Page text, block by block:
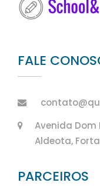
FALE
Avenida Dom
Aldeota,
PARCEIROS